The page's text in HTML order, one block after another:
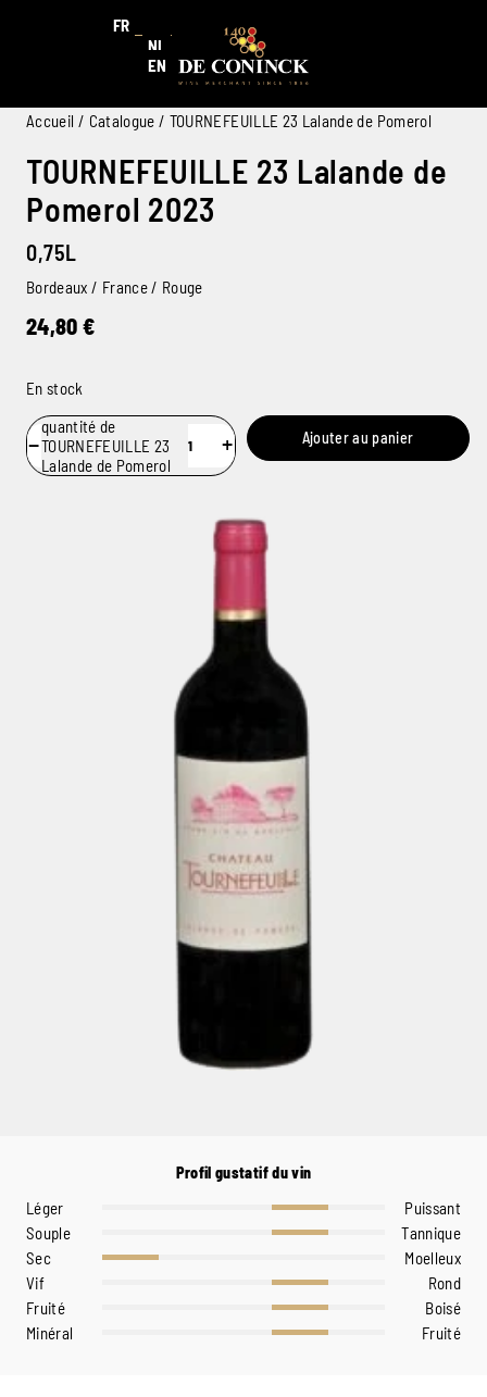
FR
NL
EN
Accueil / Catalogue / TOURNEFEUILLE 23 Lalande de Pomerol
TOURNEFEUILLE 23 Lalande de
Pomerol 2023
0,75L
Bordeaux / France / Rouge
24,80 €
En stock
−
quantité de
TOURNEFEUILLE 23
Lalande de Pomerol
+ Ajouter au panier
Profil gustatif du vin
Léger
Puissant
Souple
Tannique
Sec
Moelleux
Vif
Rond
Fruité
Boisé
Minéral
Fruité